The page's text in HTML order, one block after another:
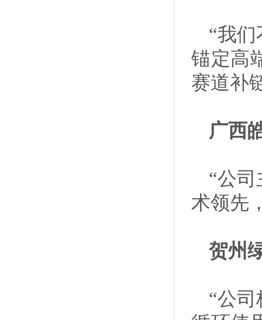
“我
锚定高
赛道补
广西
“公
术领先
贺州
“公